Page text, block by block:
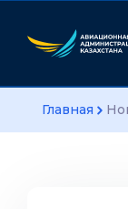
Главная